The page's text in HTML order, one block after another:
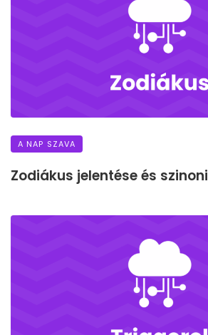
A NAP SZAVA
Zodiákus jelentése és